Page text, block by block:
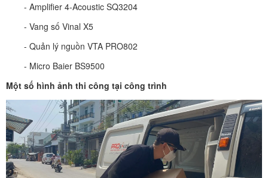
- Amplifier 4-Acoustic SQ3204
- Vang số Vinal X5
- Quản lý nguồn VTA PRO802
- Micro Baier BS9500
Một số hình ảnh thi công tại công trình